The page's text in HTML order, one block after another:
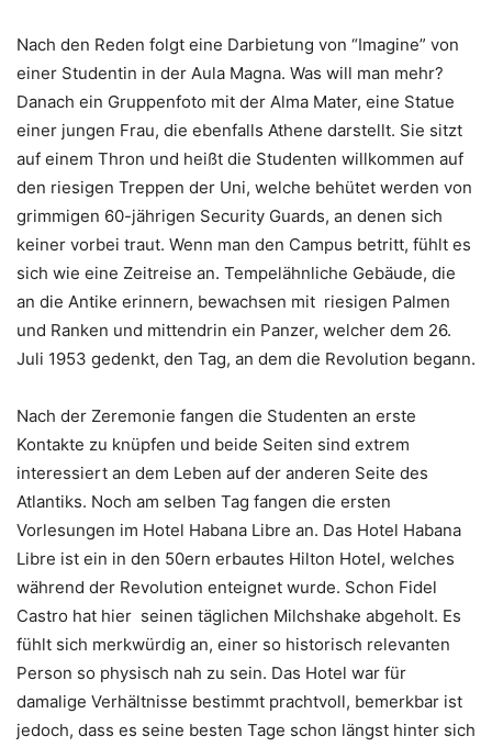
Nach den Reden folgt eine Darbietung von “Imagine” von
einer Studentin in der Aula Magna. Was will man mehr?
Danach ein Gruppenfoto mit der Alma Mater, eine Statue
einer jungen Frau, die ebenfalls Athene darstellt. Sie sitzt
auf einem Thron und heißt die Studenten willkommen auf
den riesigen Treppen der Uni, welche behütet werden von
grimmigen 60-jährigen Security Guards, an denen sich
keiner vorbei traut. Wenn man den Campus betritt, fühlt es
sich wie eine Zeitreise an. Tempelähnliche Gebäude, die
an die Antike erinnern, bewachsen mit riesigen Palmen
und Ranken und mittendrin ein Panzer, welcher dem 26.
Juli 1953 gedenkt, den Tag, an dem die Revolution begann.
Nach der Zeremonie fangen die Studenten an erste
Kontakte zu knüpfen und beide Seiten sind extrem
interessiert an dem Leben auf der anderen Seite des
Atlantiks. Noch am selben Tag fangen die ersten
Vorlesungen im Hotel Habana Libre an. Das Hotel Habana
Libre ist ein in den 50ern erbautes Hilton Hotel, welches
während der Revolution enteignet wurde. Schon Fidel
Castro hat hier seinen täglichen Milchshake abgeholt. Es
fühlt sich merkwürdig an, einer so historisch relevanten
Person so physisch nah zu sein. Das Hotel war für
damalige Verhältnisse bestimmt prachtvoll, bemerkbar ist
jedoch, dass es seine besten Tage schon längst hinter sich